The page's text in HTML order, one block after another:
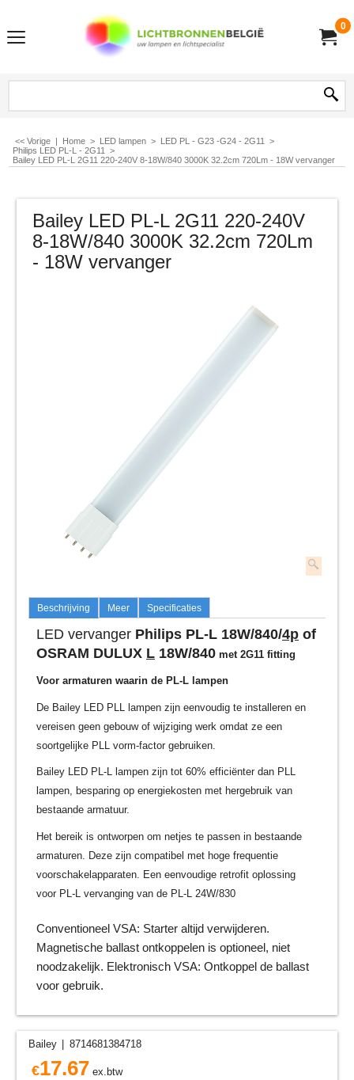
0
<< Vorige | Home > LED lampen > LED PL - G23 -G24 - 2G11
>
Philips LED PL-L - 2G11
>
Bailey LED PL-L 2G11 220-240V 8-18W/840 3000K 32.2cm 720Lm - 18W vervanger
Bailey LED PL-L 2G11 220-240V
8-18W/840 3000K 32.2cm 720Lm
- 18W vervanger
Beschrijving Meer Specificaties
LED vervanger Philips PL-L 18W/840/4p of
OSRAM DULUX L 18W/840 met 2G11 fitting
Voor armaturen waarin de PL-L lampen
De Bailey LED PLL lampen zijn eenvoudig te installeren en
vereisen geen gebouw of wijziging werk omdat ze een
soortgelijke PLL vorm-factor gebruiken.
Bailey LED PL-L lampen zijn tot 60% efficiënter dan PLL
lampen, besparing op energiekosten met hergebruik van
bestaande armatuur.
Het bereik is ontworpen om netjes te passen in bestaande
armaturen. Deze zijn compatibel met hoge frequentie
voorschakelapparaten. Een eenvoudige retrofit oplossing
voor PL-L vervanging van de PL-L 24W/830
Conventioneel VSA: Starter altijd verwijderen.
Magnetische ballast ontkoppelen is optioneel, niet
noodzakelijk. Elektronisch VSA: Ontkoppel de ballast
voor gebruik.
Bailey 8714681384718
€17.67 ex.btw